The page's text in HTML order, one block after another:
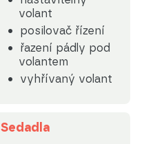
volant
posilovač řízení
řazení pádly pod
volantem
vyhřívaný volant
Sedadla